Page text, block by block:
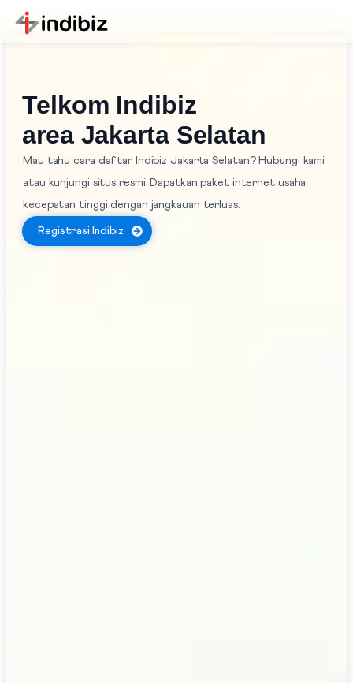
Telkom Indibiz
area Jakarta Selatan
Mau tahu cara daftar Indibiz Jakarta Selatan? Hubungi kami
atau kunjungi situs resmi. Dapatkan paket internet usaha
kecepatan tinggi dengan jangkauan terluas.
Registrasi Indibiz